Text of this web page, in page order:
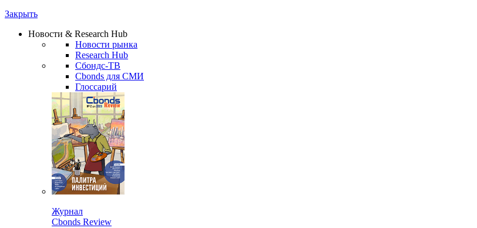
Закрыть
Новости & Research Hub
Новости рынка
Research Hub
Сбондс-ТВ
Cbonds для СМИ
Глоссарий
Журнал
Cbonds Review